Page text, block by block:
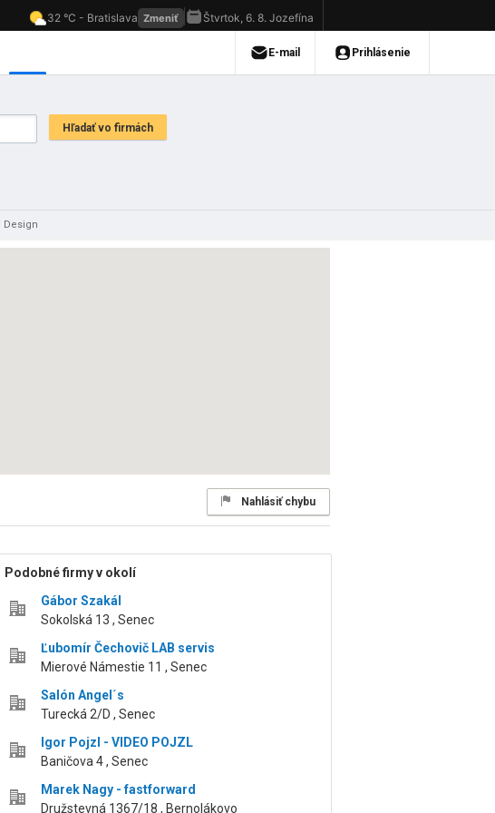
Design
Nahlásiť chybu
Podobné firmy v okolí
Gábor Szakál
Sokolská 13 , Senec
Ľubomír Čechovič LAB servis
Mierové Námestie 11 , Senec
Salón Angel´s
Turecká 2/D , Senec
Igor Pojzl - VIDEO POJZL
Baničova 4 , Senec
Marek Nagy - fastforward
Družstevná 1367/18 , Bernolákovo